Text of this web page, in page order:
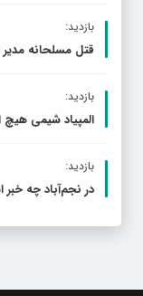
بازدید:
قتل مسلحانه
بازدید:
المپیاد شیمی هیچ
بازدید:
در نجم‌‌آباد چه